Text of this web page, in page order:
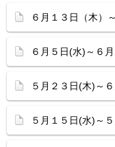
６月１３日（木）
６月５日(水)～６
５月２３日(木)～
５月１５日(水)～